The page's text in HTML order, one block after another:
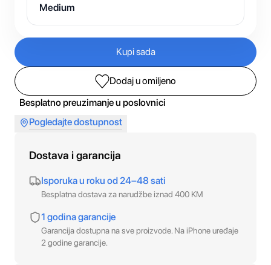
Medium
Kupi sada
Dodaj u omiljeno
Besplatno preuzimanje u poslovnici
Pogledajte dostupnost
Dostava i garancija
Isporuka u roku od 24–48 sati
Besplatna dostava za narudžbe iznad 400 KM
1 godina garancije
Garancija dostupna na sve proizvode. Na iPhone uređaje
2 godine garancije.